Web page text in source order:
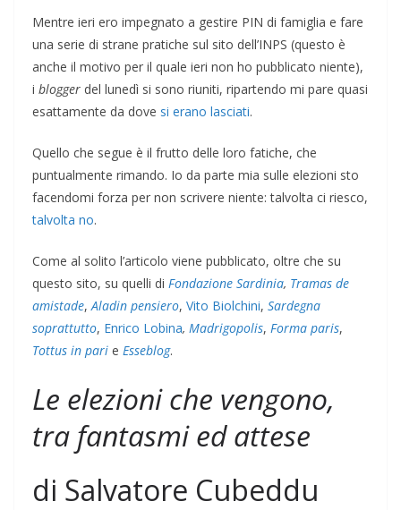
Mentre ieri ero impegnato a gestire PIN di famiglia e fare
una serie di strane pratiche sul sito dell’INPS (questo è
anche il motivo per il quale ieri non ho pubblicato niente),
i blogger del lunedì si sono riuniti, ripartendo mi pare quasi
esattamente da dove si erano lasciati.
Quello che segue è il frutto delle loro fatiche, che
puntualmente rimando. Io da parte mia sulle elezioni sto
facendomi forza per non scrivere niente: talvolta ci riesco,
talvolta no.
Come al solito l’articolo viene pubblicato, oltre che su
questo sito, su quelli di Fondazione Sardinia, Tramas de
amistade,Aladin pensiero, Vito Biolchini, Sardegna
soprattutto, Enrico Lobina, Madrigopolis, Forma paris,
Tottus in pari e Esseblog.
Le elezioni che vengono,
tra fantasmi ed attese
di Salvatore Cubeddu